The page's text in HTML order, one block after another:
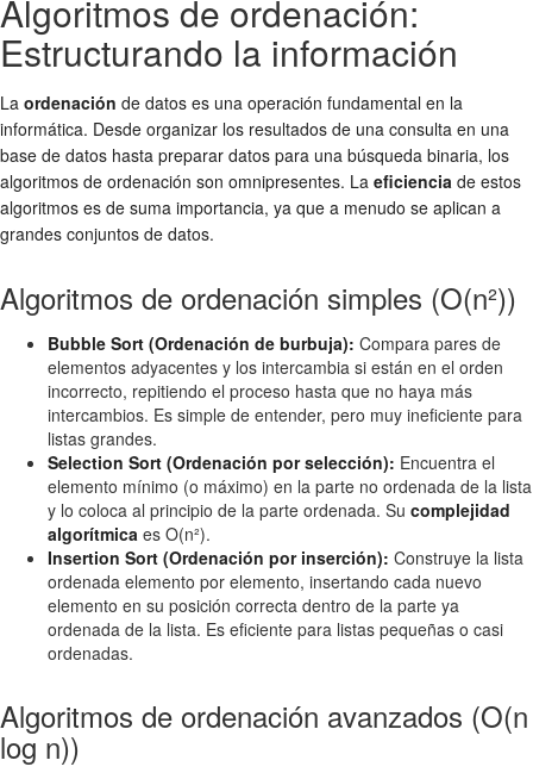
Algoritmos de ordenación:
Estructurando la información
La ordenación de datos es una operación fundamental en la
informática. Desde organizar los resultados de una consulta en una
base de datos hasta preparar datos para una búsqueda binaria, los
algoritmos de ordenación son omnipresentes. La eficiencia de estos
algoritmos es de suma importancia, ya que a menudo se aplican a
grandes conjuntos de datos.
Algoritmos de ordenación simples (O(n²))
Bubble Sort (Ordenación de burbuja): Compara pares de
elementos adyacentes y los intercambia si están en el orden
incorrecto, repitiendo el proceso hasta que no haya más
intercambios. Es simple de entender, pero muy ineficiente para
listas grandes.
Selection Sort (Ordenación por selección): Encuentra el
elemento mínimo (o máximo) en la parte no ordenada de la lista
y lo coloca al principio de la parte ordenada. Su complejidad
algorítmica es O(n²).
Insertion Sort (Ordenación por inserción): Construye la lista
ordenada elemento por elemento, insertando cada nuevo
elemento en su posición correcta dentro de la parte ya
ordenada de la lista. Es eficiente para listas pequeñas o casi
ordenadas.
Algoritmos de ordenación avanzados (O(n
log n))